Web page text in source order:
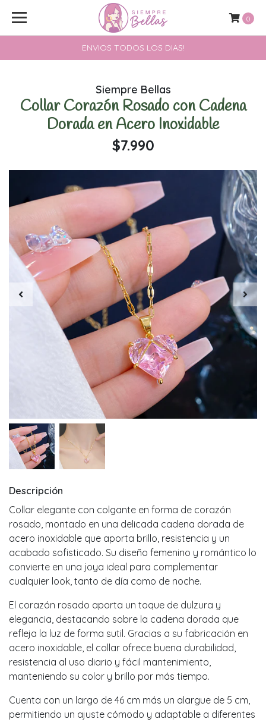
ENVIOS TODOS LOS DIAS!
0
Siempre Bellas
Collar Corazón Rosado con Cadena
Dorada en Acero Inoxidable
$7.990
Descripción
Collar elegante con colgante en forma de corazón
rosado, montado en una delicada cadena dorada de
acero inoxidable que aporta brillo, resistencia y un
acabado sofisticado. Su diseño femenino y romántico lo
convierte en una joya ideal para complementar
cualquier look, tanto de día como de noche.
El corazón rosado aporta un toque de dulzura y
elegancia, destacando sobre la cadena dorada que
refleja la luz de forma sutil. Gracias a su fabricación en
acero inoxidable, el collar ofrece buena durabilidad,
resistencia al uso diario y fácil mantenimiento,
manteniendo su color y brillo por más tiempo.
Cuenta con un largo de 46 cm más un alargue de 5 cm,
permitiendo un ajuste cómodo y adaptable a diferentes